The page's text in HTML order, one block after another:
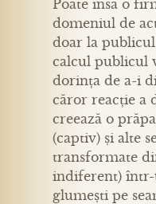
Poate însă o
domeniul de
doar la
calcul publicul
dorința de a-i
căror reacție a
creează o
(captiv) și alte
transformate
indiferent) într-
glumești pe